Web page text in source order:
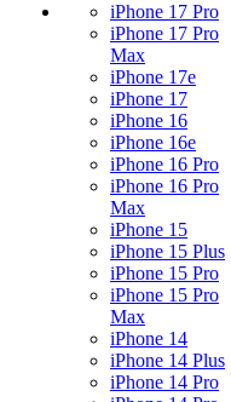
iPhone 17 Pro
iPhone 17 Pro
Max
iPhone 17e
iPhone 17
iPhone 16
iPhone 16e
iPhone 16 Pro
iPhone 16 Pro
Max
iPhone 15
iPhone 15 Plus
iPhone 15 Pro
iPhone 15 Pro
Max
iPhone 14
iPhone 14 Plus
iPhone 14 Pro